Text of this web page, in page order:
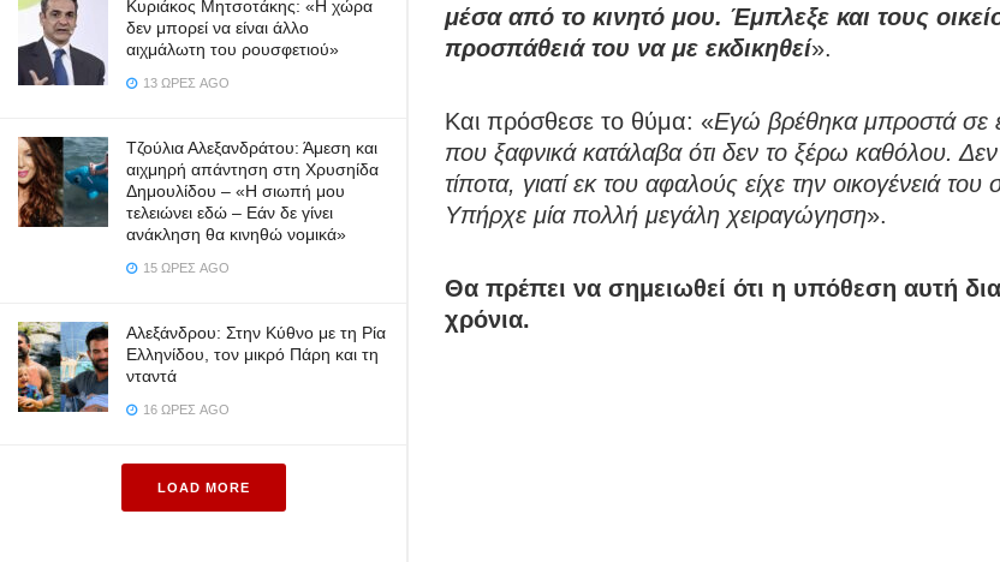
Κυριάκος Μητσοτάκης: «Η χώρα
δεν μπορεί να είναι άλλο
αιχμάλωτη του ρουσφετιού»
13 ΏΡΕΣ AGO
Τζούλια Αλεξανδράτου: Άμεση και
αιχμηρή απάντηση στη Χρυσηίδα
Δημουλίδου – «Η σιωπή μου
τελειώνει εδώ – Εάν δε γίνει
ανάκληση θα κινηθώ νομικά»
15 ΏΡΕΣ AGO
Αλεξάνδρου: Στην Κύθνο με τη Ρία
Ελληνίδου, τον μικρό Πάρη και τη
νταντά
16 ΏΡΕΣ AGO
LOAD MORE
μέσα από το κινητό μου. Έμπλεξε και τους
προσπάθειά του να με εκδικηθεί».
Και πρόσθεσε το θύμα: «Εγώ βρέθηκα μπροστά σε
που ξαφνικά κατάλαβα ότι δεν το ξέρω καθόλου. Δεν
τίποτα, γιατί εκ του αφαλούς είχε την οικογένειά
Υπήρχε μία πολλή μεγάλη χειραγώγηση».
Θα πρέπει να σημειωθεί ότι η υπόθεση αυτή
χρόνια.